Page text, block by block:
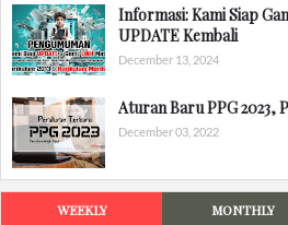
Informasi: Kami Siap
UPDATE Kembali
December 13, 2024
Aturan Baru PPG 2023,
December 03, 2022
WEEKLY MONTHLY